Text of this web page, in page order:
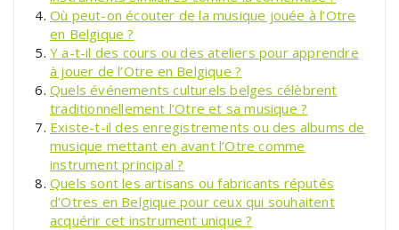
Où peut-on écouter de la musique jouée à l’Otre
en Belgique ?
Y a-t-il des cours ou des ateliers pour apprendre
à jouer de l’Otre en Belgique ?
Quels événements culturels belges célèbrent
traditionnellement l’Otre et sa musique ?
Existe-t-il des enregistrements ou des albums de
musique mettant en avant l’Otre comme
instrument principal ?
Quels sont les artisans ou fabricants réputés
d’Otres en Belgique pour ceux qui souhaitent
acquérir cet instrument unique ?